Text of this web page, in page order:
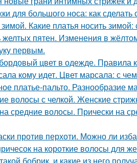
для большого носа: как
Какие платья носить зимой:
желтых пятен. Изменения в
первым.
цвет в одежде. Правила
кому идет. Цвет марсала: с
платье-пальто. Разнообразие
волосы с челкой. Женские
средние волосы. Прически на
против перхоти. Можно ли
на короткие волосы для